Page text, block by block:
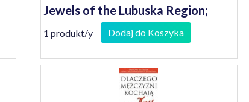
Jewels of the Lubuska Region;
Naturschoneiten des Lebuser
1 produkt/y Dodaj do Koszyka